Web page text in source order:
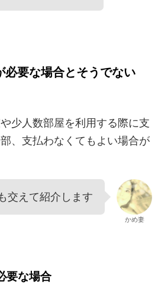
必要な場合とそうでない
少人数部屋を利用する際に支
、支払わなくてもよい場合が
交えて紹介します
かめ妻
要な場合